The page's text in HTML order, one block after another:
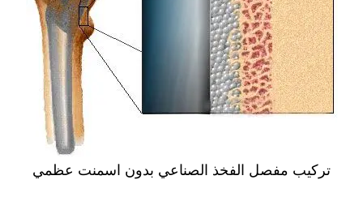
تركيب مفصل الفخذ الصناعي بدون اسمنت عظمي